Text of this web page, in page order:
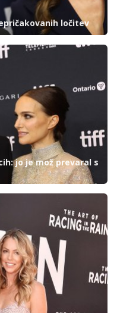
ločitev
jo je mož prevaral s